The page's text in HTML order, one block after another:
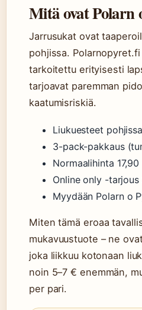
Mitä ovat
Jarrusukat ovat
pohjissa.
tarkoitettu erityisesti
tarjoavat paremman
kaatumisriskiä.
Liukuesteet pohjissa
3-pack-pakkaus
Normaalihinta
Online only -tarjous
Myydään Polarn o
Miten tämä eroaa
mukavuustuote – ne
joka liikkuu kotonaan
noin 5–7 € enemmän,
per pari.